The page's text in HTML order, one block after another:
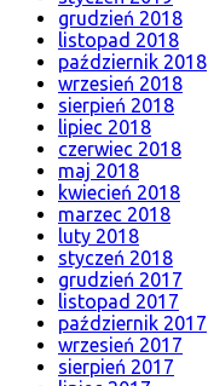
grudzień 2018
listopad 2018
październik 2018
wrzesień 2018
sierpień 2018
lipiec 2018
czerwiec 2018
maj 2018
kwiecień 2018
marzec 2018
luty 2018
styczeń 2018
grudzień 2017
listopad 2017
październik 2017
wrzesień 2017
sierpień 2017